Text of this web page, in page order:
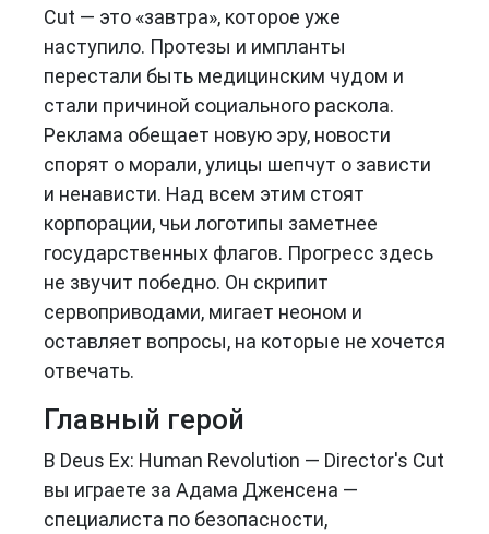
Cut — это «завтра», которое уже
наступило. Протезы и импланты
перестали быть медицинским чудом и
стали причиной социального раскола.
Реклама обещает новую эру, новости
спорят о морали, улицы шепчут о зависти
и ненависти. Над всем этим стоят
корпорации, чьи логотипы заметнее
государственных флагов. Прогресс здесь
не звучит победно. Он скрипит
сервоприводами, мигает неоном и
оставляет вопросы, на которые не хочется
отвечать.
Главный герой
В Deus Ex: Human Revolution — Director's Cut
вы играете за Адама Дженсена —
специалиста по безопасности,